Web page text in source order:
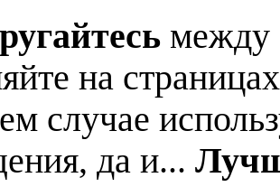
между
на
случае
да и...